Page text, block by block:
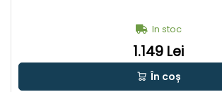
In stoc
1.149 Lei
În coș